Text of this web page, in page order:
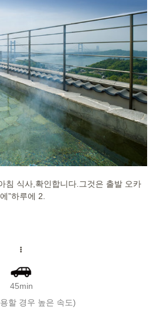
침 식사,확인합니다.그것은 출발 오카
”하루에 2.
45min
할 경우 높은 속도)